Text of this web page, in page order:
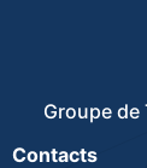
Groupe de
Contacts